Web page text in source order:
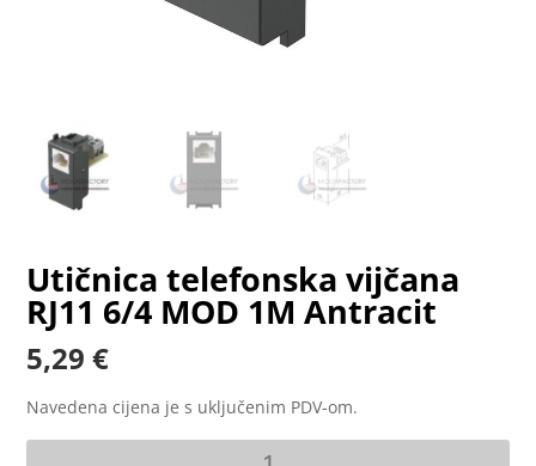
Utičnica telefonska vijčana
RJ11 6/4 MOD 1M Antracit
5,29€
Navedena cijena je s uključenim PDV-om.